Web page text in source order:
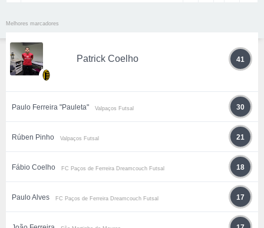
Melhores marcadores
Patrick Coelho 41
Paulo Ferreira "Pauleta" Valpaços Futsal 30
Rúben Pinho Valpaços Futsal 21
Fábio Coelho FC Paços de Ferreira Dreamcouch Futsal 18
Paulo Alves FC Paços de Ferreira Dreamcouch Futsal 17